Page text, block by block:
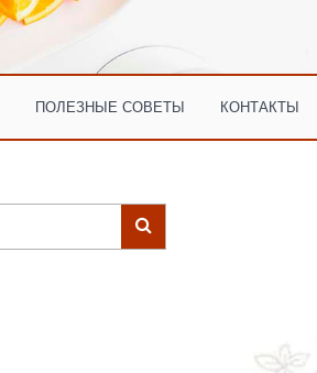
ПОЛЕЗНЫЕ СОВЕТЫ КОНТАКТЫ